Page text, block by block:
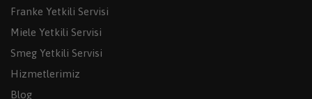
Franke Yetkili Servisi
Miele Yetkili Servisi
Smeg Yetkili Servisi
Hizmetlerimiz
Blog